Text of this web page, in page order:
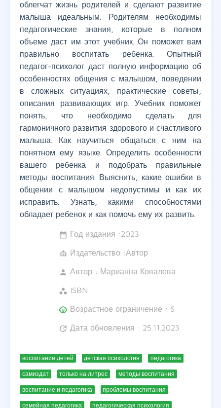
облегчат жизнь родителей и сделают развитие
малыша идеальным. Родителям необходимы
педагогические знания, которые в полном
объеме даст им этот учебник. Он поможет вам
правильно воспитать ребенка. Опытный
педагог-психолог даст полную информацию об
особенностях общения с малышом, поведении
в сложных ситуациях, практические советы,
описания развивающих игр. Учебник поможет
понять, что необходимо сделать для
гармоничного развития здорового и счастливого
малыша. Как научиться общаться с ним на
понятном ему языке. Определить особенности
вашего ребенка и подобрать правильные
методы воспитания. Выяснить, какие ошибки в
общении с малышом недопустимы и как их
исправить. Узнать, какими способностями
обладает ребенок и как помочь ему их развить.
date_range Год издания :2023
foundation Издательство :Автор
person Автор : Марианна Ковалева
workspaces ISBN :
child_care Возрастное ограничение : 6
update Дата обновления : 25.11.2023
воспитание детей детская психология педагогика
самиздат только на литрес методы воспитания
воспитание и педагогика проблемы воспитания
семейная педагогика педагогическая психология